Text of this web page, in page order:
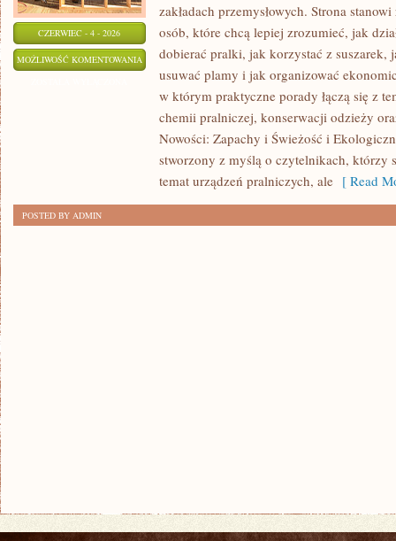
CZERWIEC - 4 - 2026
MOŻLIWOŚĆ KOMENTOWANIA EKOLOGICZNE
PRANIE
zakładach przemysłowych. Strona
osób, które chcą lepiej zrozumieć, jak
dobierać pralki, jak korzystać z suszarek,
usuwać plamy i jak organizować
w którym praktyczne porady łączą się z
chemii pralniczej, konserwacji odzieży
Nowości: Zapachy i Świeżość i
stworzony z myślą o czytelnikach, którzy
temat urządzeń pralniczych, ale [ Read
POSTED BY ADMIN